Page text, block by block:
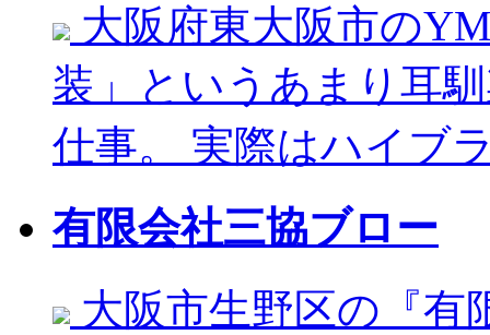
大阪府東大阪市の
装」というあまり耳
仕事。 実際はハイブ
有限会社三協ブロー
大阪市生野区の『有